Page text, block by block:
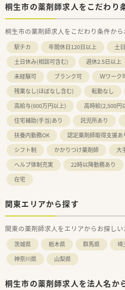
桐生市の薬剤師求人をこだわり
桐生市の薬剤師求人をこだわり条件から
駅チカ 年間休日120日以上
土
土日休み(相談可含む)
週休2.5日以上
未経験可
ブランク可 Ｗワーク
残業なし(ほぼなし含む)
転勤なし
高給与(600万円以上)
高時給(2,500円
住宅補助(手当)あり
託児所あり
扶養内勤務OK
認定薬剤師取得支援あ
シフト制
かかりつけ薬剤師 大
ヘルプ体制充実
22時以降勤務あり
在宅
関東エリアから探す
関東の薬剤師求人をエリアからお探しい
茨城県 栃木県 群馬県 埼
神奈川県
山梨県
桐生市の薬剤師求人を法人名か